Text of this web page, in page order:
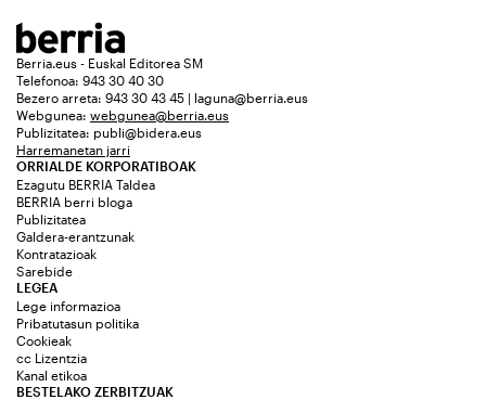
Berria.eus - Euskal Editorea SM
Telefonoa: 943 30 40 30
Bezero arreta: 943 30 43 45 | laguna@berria.eus
Webgunea: webgunea@berria.eus
Publizitatea: publi@bidera.eus
Harremanetan jarri
ORRIALDE KORPORATIBOAK
Ezagutu BERRIA Taldea
BERRIA berri bloga
Publizitatea
Galdera-erantzunak
Kontratazioak
Sarebide
LEGEA
Lege informazioa
Pribatutasun politika
Cookieak
cc Lizentzia
Kanal etikoa
BESTELAKO ZERBITZUAK